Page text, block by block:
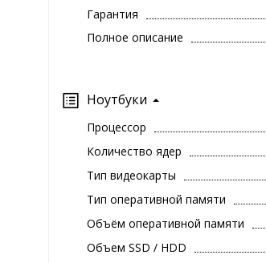
Гарантия
Полное описание
Ноутбуки
Процессор
Количество ядер
Тип видеокарты
Тип оперативной памяти
Объём оперативной памяти
Объем SSD / HDD